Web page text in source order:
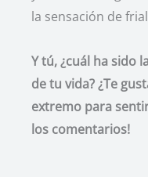
la sensación de
Y tú, ¿cuál ha sido
de tu vida? ¿Te
extremo para
los comentarios!